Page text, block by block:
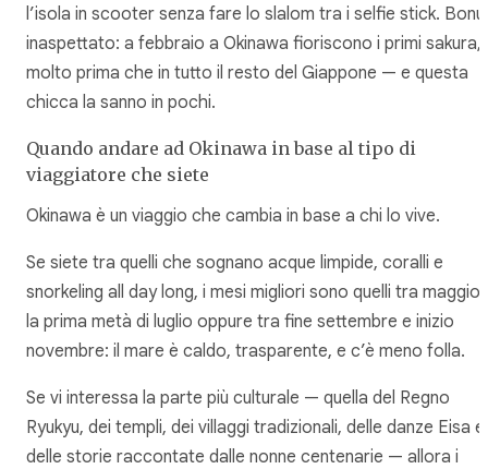
l’isola in scooter senza fare lo slalom tra i selfie stick.
inaspettato: a febbraio a Okinawa fioriscono i primi sakura,
molto prima che in tutto il resto del Giappone — e questa
chicca la sanno in pochi.
Quando andare ad Okinawa in base al tipo di
viaggiatore che siete
Okinawa è un viaggio che cambia in base a chi lo vive.
Se siete tra quelli che sognano acque limpide, coralli e
snorkeling all day long, i mesi migliori sono quelli tra maggio
la prima metà di luglio oppure tra fine settembre e inizio
novembre: il mare è caldo, trasparente, e c’è meno folla.
Se vi interessa la parte più culturale — quella del Regno
Ryukyu, dei templi, dei villaggi tradizionali, delle danze Eisa e
delle storie raccontate dalle nonne centenarie — allora i